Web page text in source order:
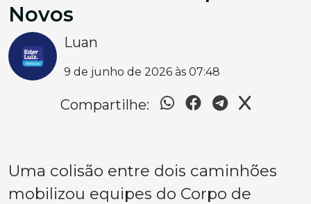
Novos
Luan
9 de junho de 2026 às 07:48
Compartilhe:
Uma colisão entre dois caminhões
mobilizou equipes do Corpo de